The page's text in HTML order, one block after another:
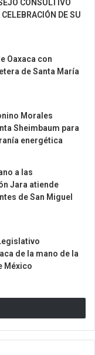
CONSULTIVO
DE SU
Oaxaca con
de Santa María
Morales
Sheimbaum para
energética
a las
Jara atiende
de San Miguel
de la mano de la
México